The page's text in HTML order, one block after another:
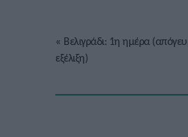
« Βελιγράδι: 1η ημέρα
εξέλιξη)